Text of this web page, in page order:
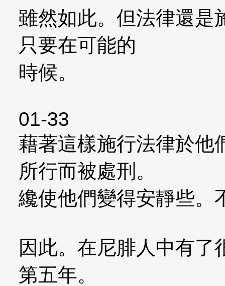
雖然如此。但法律還是
只要在可能的
時候。
01-33
藉著這樣施行法律於他
所行而被處刑。
纔使他們變得安靜些。
因此。在尼腓人中有了
第五年。